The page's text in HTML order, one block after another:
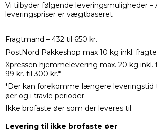
Vi tilbyder følgende leveringsmuligheder –
leveringspriser er vægtbaseret
Fragtmand – 432 til 650 kr.
PostNord Pakkeshop max 10 kg inkl.
Xpressen hjemmelevering max. 20 kg inkl.
99 kr. til 300 kr.*
*Der kan forekomme længere leveringstid
øer og i travle perioder.
Ikke brofaste øer som der leveres til:
Levering til ikke brofaste øer